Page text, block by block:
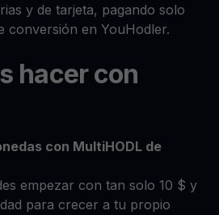
y de tarjeta, pagando solo
conversión en YouHodler.
hacer con
con MultiHODL de
empezar con tan solo 10 $ y
para crecer a tu propio